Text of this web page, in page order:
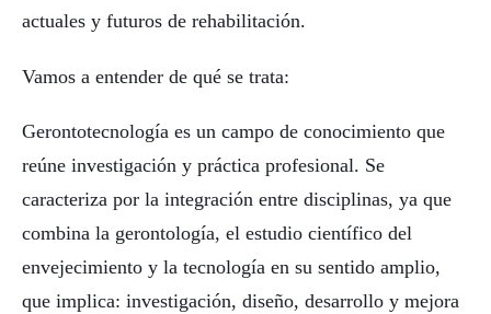
actuales y futuros de rehabilitación.
Vamos a entender de qué se trata:
Gerontotecnología es un campo de conocimiento que
reúne investigación y práctica profesional. Se
caracteriza por la integración entre disciplinas, ya que
combina la gerontología, el estudio científico del
envejecimiento y la tecnología en su sentido amplio,
que implica: investigación, diseño, desarrollo y mejora